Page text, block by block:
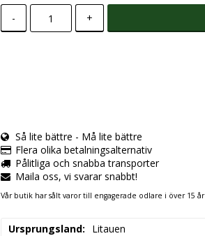
- +
Så lite bättre - Må lite bättre
Flera olika betalningsalternativ
Pålitliga och snabba transporter
Maila oss, vi svarar snabbt!
Vår butik har sålt varor till engagerade odlare i över 15 år
Ursprungsland
Litauen